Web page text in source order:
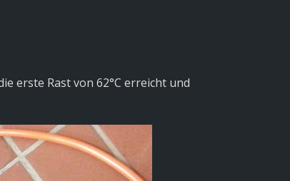
erste Rast von 62°C erreicht und